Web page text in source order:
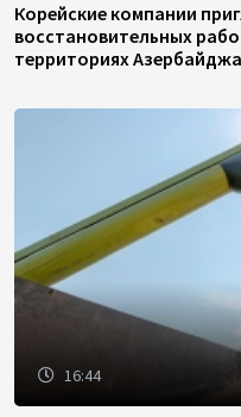
Корейские компании
восстановительных
территориях
16:44